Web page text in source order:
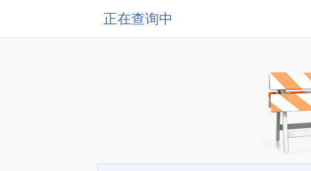
正在查询中